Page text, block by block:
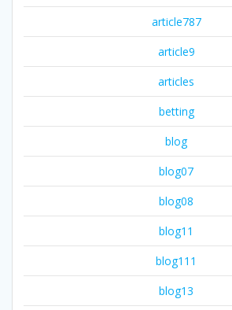
article787
article9
articles
betting
blog
blog07
blog08
blog11
blog111
blog13